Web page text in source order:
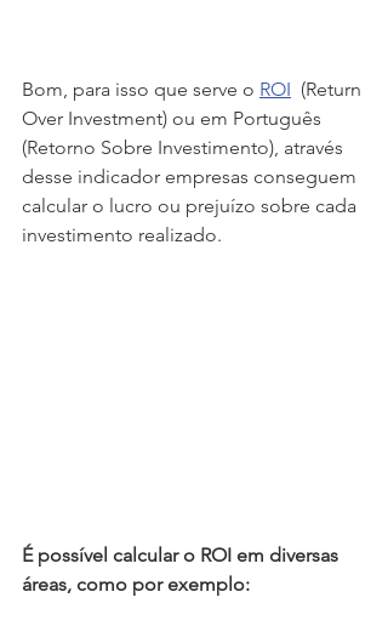
Bom, para isso que serve o ROI
  (Return
Over Investment) ou em Português
(Retorno Sobre Investimento), através
desse indicador empresas conseguem
calcular o lucro ou prejuízo sobre cada
investimento realizado.
É possível calcular o ROI em diversas
áreas, como por exemplo: